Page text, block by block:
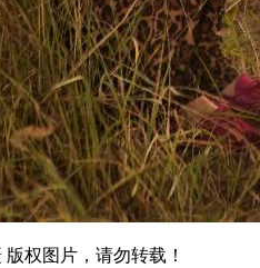
权图片，请勿转载！